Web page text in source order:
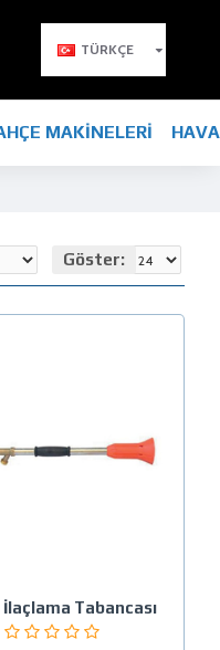
TÜRKÇE
MAKİNELERİ
Göster:
İlaçlama Tabancası